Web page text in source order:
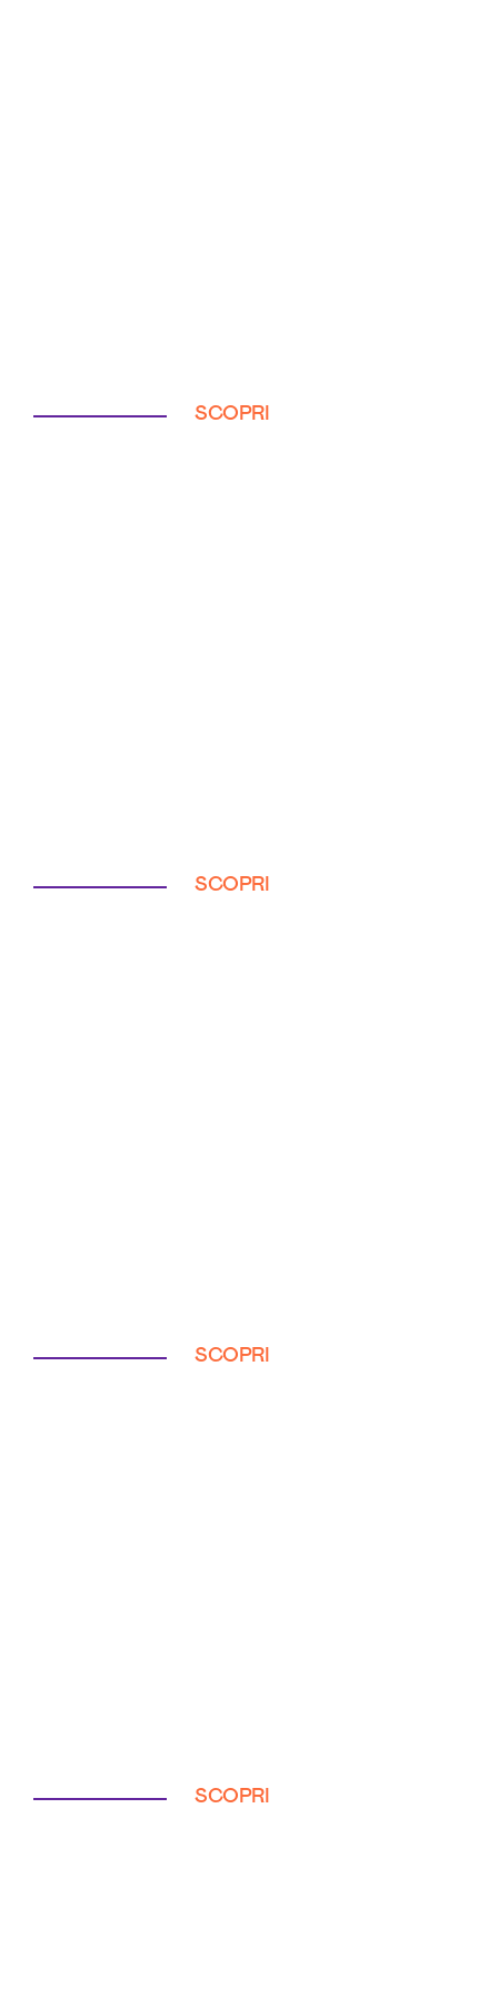
SCOPRI
SCOPRI
SCOPRI
SCOPRI